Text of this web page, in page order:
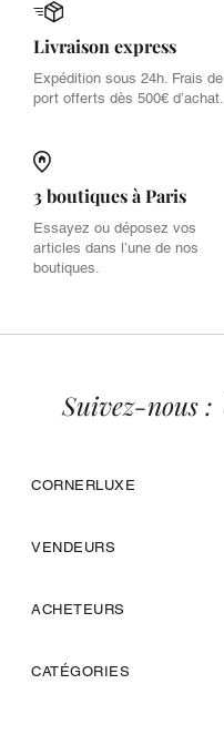
Livraison express
Expédition sous 24h. Frais de
port offerts dès 500€ d’achat.
3 boutiques à Paris
Essayez ou déposez vos
articles dans l’une de nos
boutiques.
CORNERLUXE
VENDEURS
ACHETEURS
CATÉGORIES
Suivez-nous :